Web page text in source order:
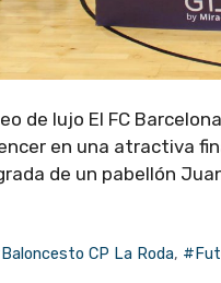
de lujo El FC
en una atractiva
de un pabellón
CP La Roda,